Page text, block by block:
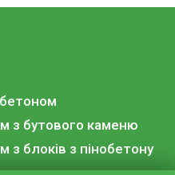
з бутового каменю
блоків з пінобетону